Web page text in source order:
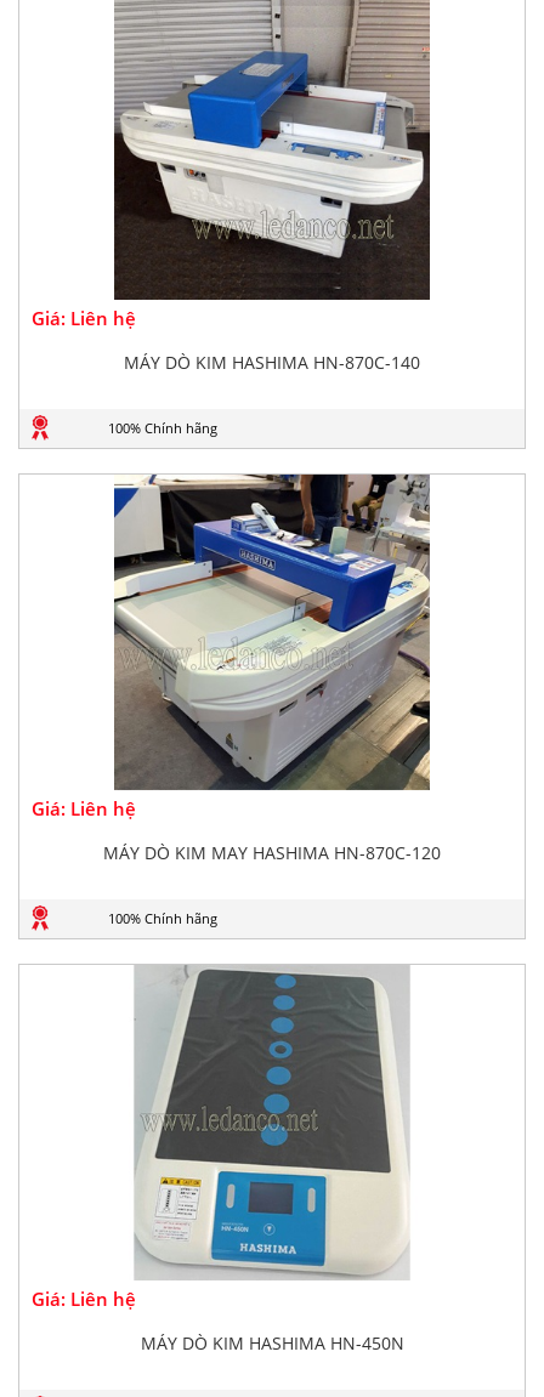
Giá: Liên hệ
MÁY DÒ KIM HASHIMA HN-870C-140
100% Chính hãng
Giá: Liên hệ
MÁY DÒ KIM MAY HASHIMA HN-870C-120
100% Chính hãng
Giá: Liên hệ
MÁY DÒ KIM HASHIMA HN-450N